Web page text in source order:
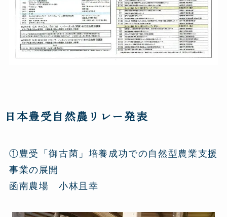
日本豊受自然農リレー発表
①豊受「御古菌」培養成功での自然型農業支援
事業の展開
函南農場 小林且幸